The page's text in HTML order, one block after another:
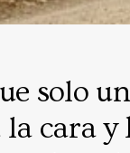
solo
cara y